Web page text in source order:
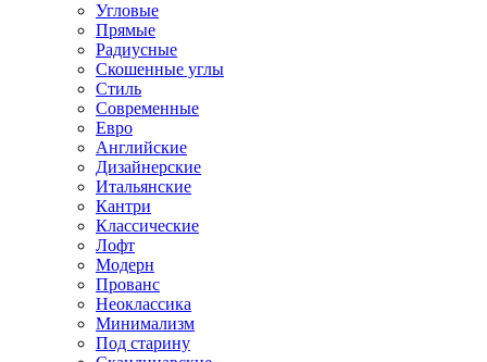
Угловые
Прямые
Радиусные
Скошенные углы
Стиль
Современные
Евро
Английские
Дизайнерские
Итальянские
Кантри
Классические
Лофт
Модерн
Прованс
Неоклассика
Минимализм
Под старину